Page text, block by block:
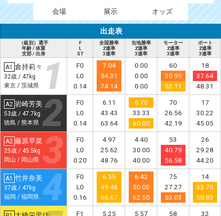
会場 展示 オッズ
出走表
（級別）選手
年齢 / 体重
支部 / 出身
F
L
ST
全国勝率
2連率
3連率
当地勝率
2連率
3連率
モーター
2連率
3連率
ボート
2連率
3連率
A1 倉持莉々
32歳 / 47kg
東京 / 茨城県
F0
L0
0.14
7.04
54.31
74.14
0.00
0.00
0.00
60
30.99
52.11
18
37.64
48.31
A2 岩崎芳美
53歳 / 47.7kg
徳島 / 熊本県
F0
L0
0.14
6.11
43.43
63.64
5.70
33.33
60.00
70
26.56
42.19
17
30.22
45.05
A2 藤原早菜
25歳 / 45.5kg
岡山 / 岡山県
F0
L0
0.20
4.97
25.62
48.76
4.40
30.00
40.00
53
40.79
56.58
26
29.28
44.20
A1 竹井奈美
37歳 / 47kg
福岡 / 福岡県
F0
L0
0.16
6.55
49.46
66.67
6.42
50.00
62.50
75
27.27
53.03
14
33.70
50.83
F1
5.25
5.57
58
32